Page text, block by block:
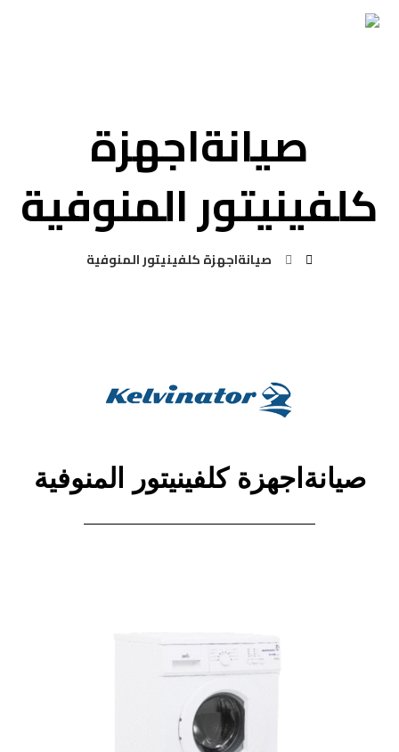
صيانةاجهزة
كلفينيتور المنوفية
صيانةاجهزة كلفينيتور المنوفية
صيانةاجهزة كلفينيتور المنوفية